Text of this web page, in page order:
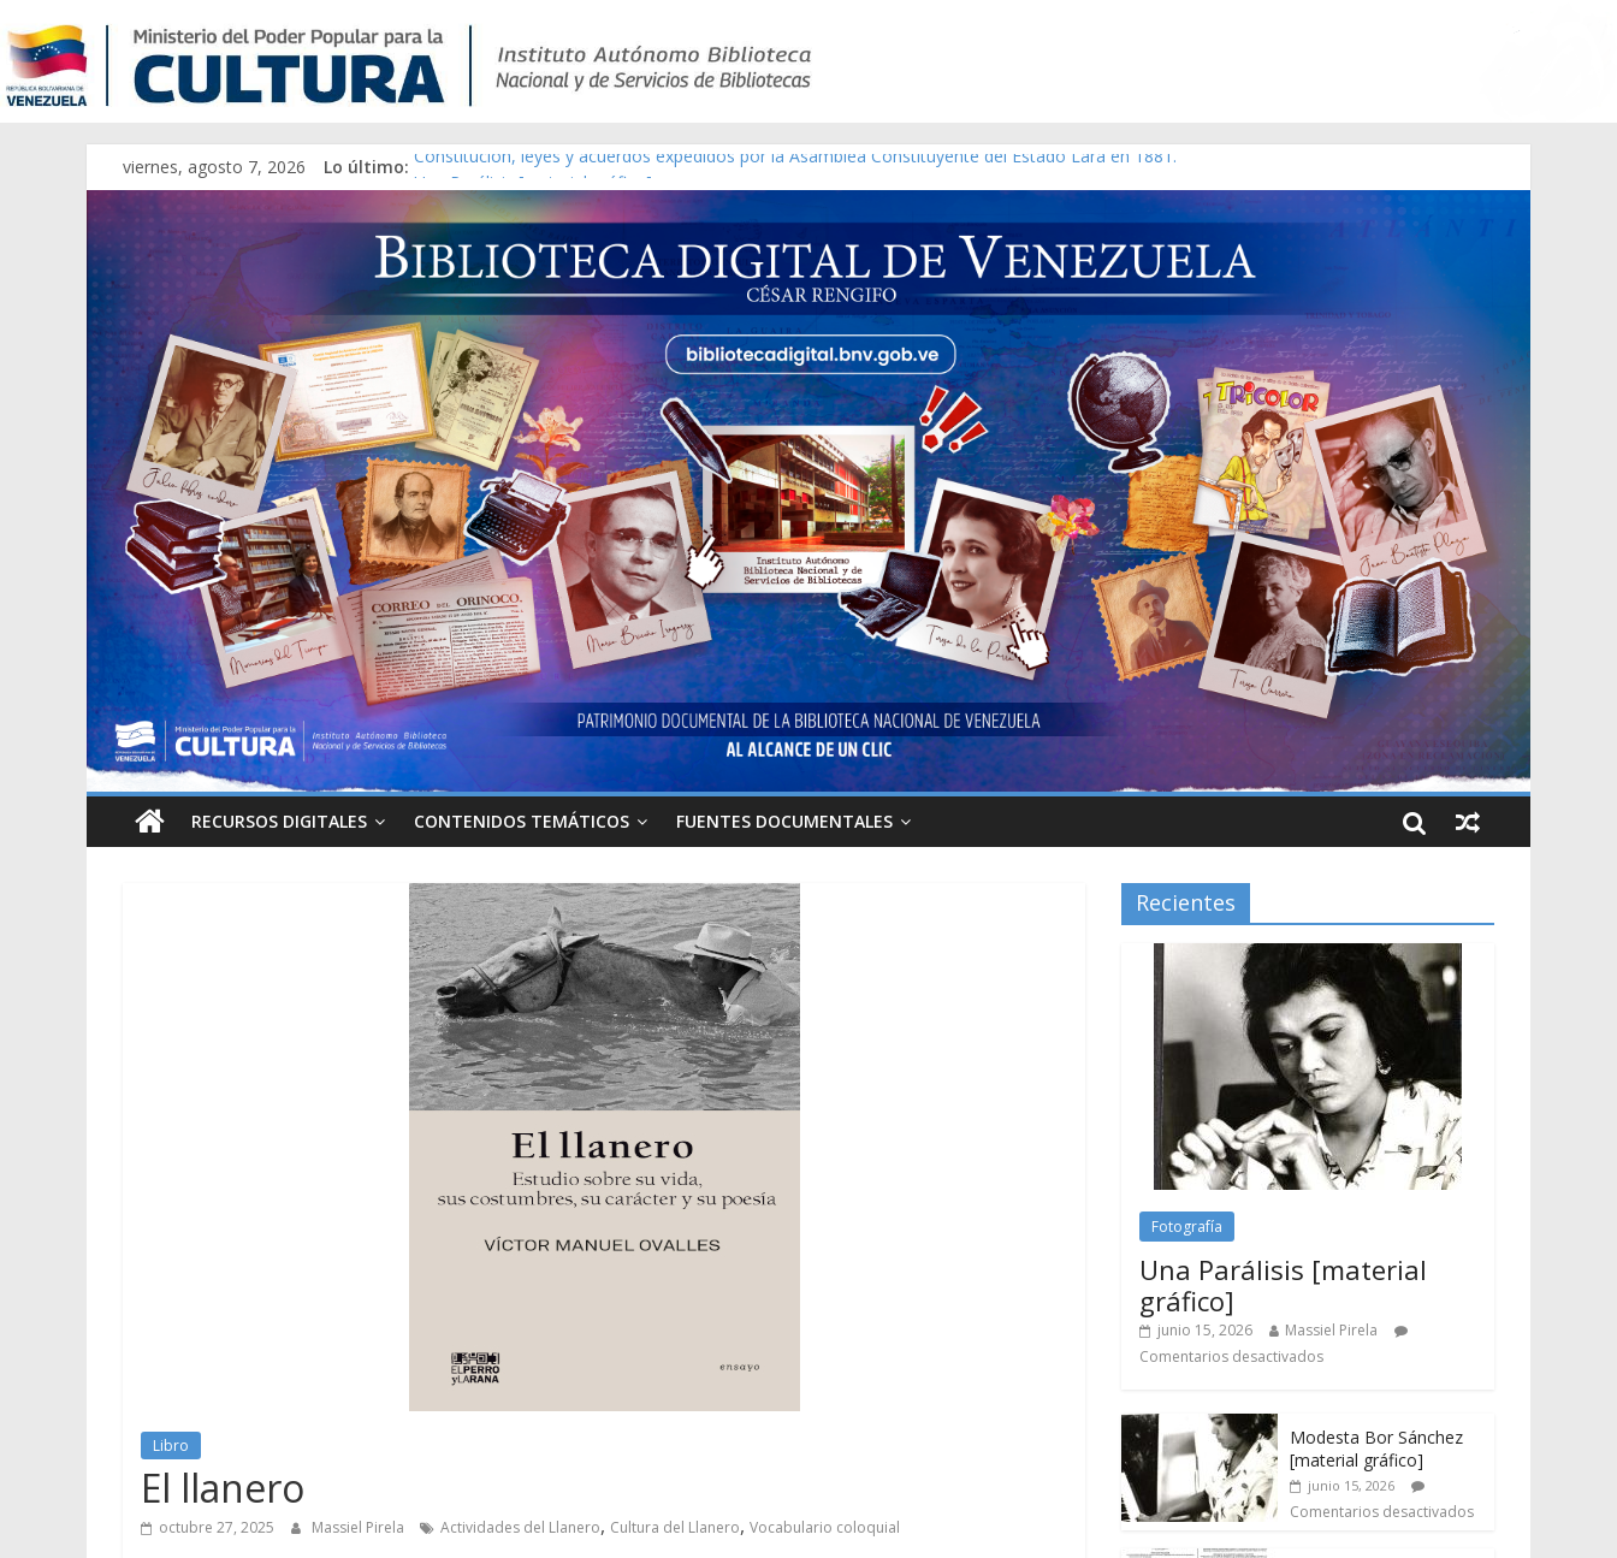
viernes, agosto 7, 2026 Lo último: Constitución, leyes y acuerdos expedidos por la Asamblea Constituyente del Estado Lara en 1881.
Una Parálisis [material gráfico]
Modesta Bor Sánchez [material gráfico]
Gaceta Oficial de la República de Venezuela año CXXXIII Mes V, Caracas 09 de marzo de 2006 N° 38.394
Catálogo temático de obras de Modesta Bor
RECURSOS DIGITALES CONTENIDOS TEMÁTICOS FUENTES DOCUMENTALES
Libro
El llanero
octubre 27, 2025 Massiel Pirela Actividades del Llanero, Cultura del Llanero, Vocabulario coloquial
Recientes
Fotografía
Una Parálisis [material
gráfico]
junio 15, 2026
Massiel Pirela
Comentarios desactivados
Modesta Bor Sánchez
[material gráfico]
junio 15, 2026
Comentarios desactivados